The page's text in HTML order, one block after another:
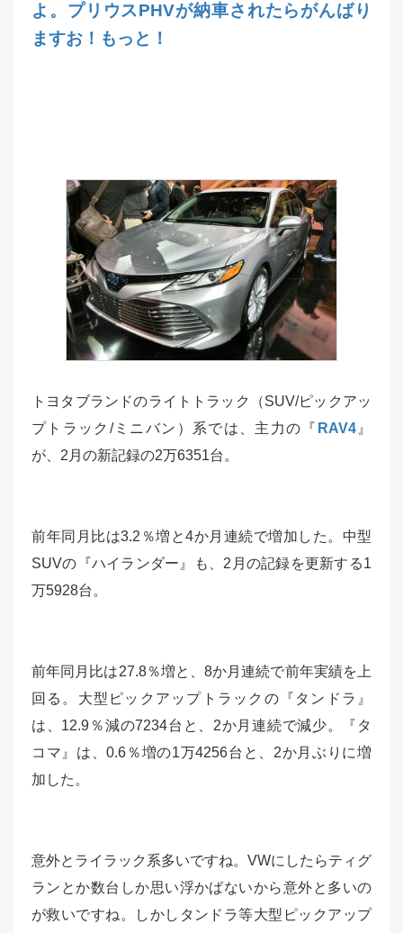
よ。プリウスPHVが納車されたらがんばり
ますお！もっと！
トヨタブランドのライトトラック（SUV/ピックアッ
プトラック/ミニバン）系では、主力の『 RAV4』
が、2月の新記録の2万6351台。
前年同月比は3.2％増と4か月連続で増加した。中型
SUVの『ハイランダー』も、2月の記録を更新する1
万5928台。
前年同月比は27.8％増と、8か月連続で前年実績を上
回る。大型ピックアップトラックの『タンドラ』
は、12.9％減の7234台と、2か月連続で減少。『タ
コマ』は、0.6％増の1万4256台と、2か月ぶりに増
加した。
意外とライラック系多いですね。VWにしたらティグ
ランとか数台しか思い浮かばないから意外と多いの
が救いですね。しかしタンドラ等大型ピックアップ